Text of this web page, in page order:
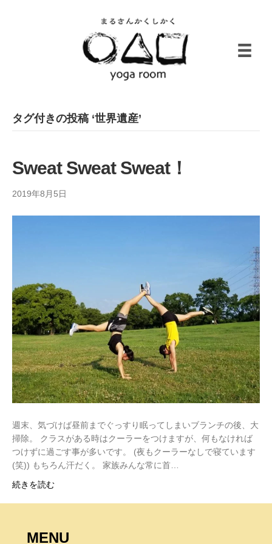
タグ付きの投稿 ‘世界遺産’
Sweat Sweat Sweat！
2019年8月5日
週末、気づけば昼前までぐっすり眠ってしまいブランチの後、大
掃除。 クラスがある時はクーラーをつけますが、何もなければ
つけずに過ごす事が多いです。 (夜もクーラーなしで寝ています
(笑)) もちろん汗だく。 家族みんな常に首…
続きを読む
MENU